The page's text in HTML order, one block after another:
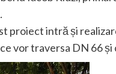
proiect intră și
vor traversa DN 66 și